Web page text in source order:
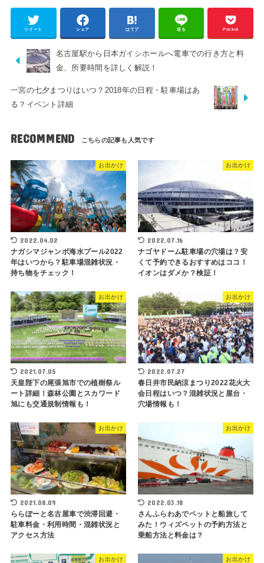
ツイート シェア はてブ 送る Pocket
名古屋駅から日本ガイシホールへ電車での行き方と料
金、所要時間を詳しく解説！
一宮の七夕まつりはいつ？2018年の日程・駐車場はあ
る？イベント詳細
RECOMMEND
お出かけ
2022.04.02
ナガシマジャンボ海水プール2022
年はいつから？駐車場混雑状況・
持ち物をチェック！
お出かけ
2022.07.16
ナゴヤドーム駐車場の穴場は？安
くて予約できるおすすめはココ！
イオンはダメか？検証！
お出かけ
2021.07.05
天皇陛下の尾張旭市での植樹祭ル
ート詳細！森林公園とスカワード
旭にも交通規制情報も！
お出かけ
2022.07.27
春日井市民納涼まつり2022花火大
会日程はいつ？混雑状況と屋台・
穴場情報も！
お出かけ
2021.08.09
ららぽーと名古屋車で渋滞回避・
駐車料金・利用時間・混雑状況と
アクセス方法
お出かけ
2022.03.18
さんふらわあでペットと船旅して
みた！ウィズペットの予約方法と
乗船方法と料金は？
お出かけ お出かけ